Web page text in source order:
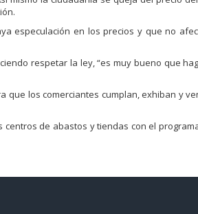
especulación en los precios y que no
respetar la ley, “es muy bueno que
que los comerciantes cumplan,exhiban y
centros de abastos y tiendas con el